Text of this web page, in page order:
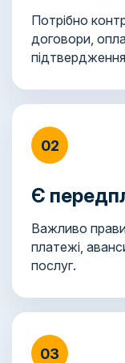
Потрібно
договори,
02
Є
Важливо
платежі,
послуг.
03